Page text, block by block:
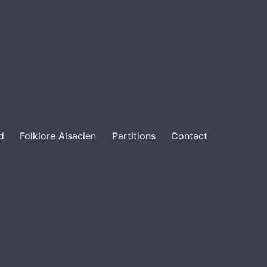
Folklore Alsacien Partitions Contact